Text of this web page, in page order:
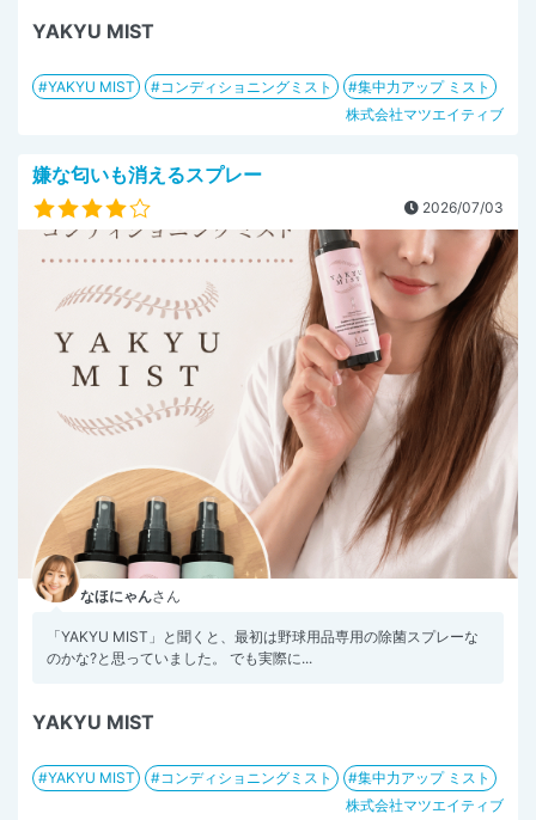
YAKYU MIST
YAKYU MIST コンディショニングミスト
集中力アップ ミスト
株式会社マツエイティブ
嫌な匂いも消えるスプレー
2026/07/03
なほにゃんさん
「YAKYU MIST」と聞くと、最初は野球用品専用の除菌スプレーな
のかな?と思っていました。 でも実際に...
YAKYU MIST
YAKYU MIST コンディショニングミスト
集中力アップ ミスト
株式会社マツエイティブ